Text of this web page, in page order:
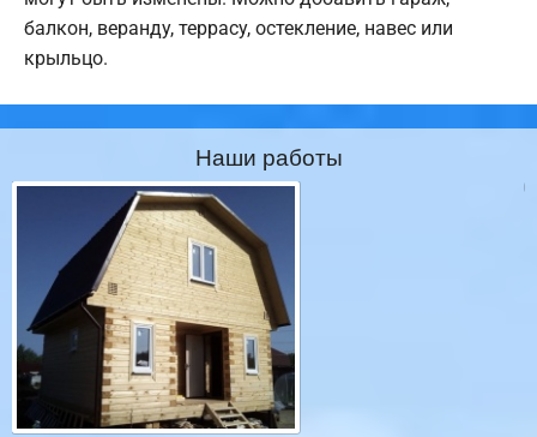
балкон, веранду, террасу, остекление, навес или
крыльцо.
Наши работы